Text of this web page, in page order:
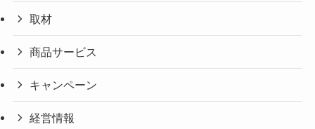
取材
商品サービス
キャンペーン
経営情報